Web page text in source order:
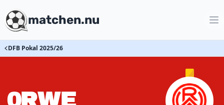
matchen.nu
DFB Pokal 2025/26